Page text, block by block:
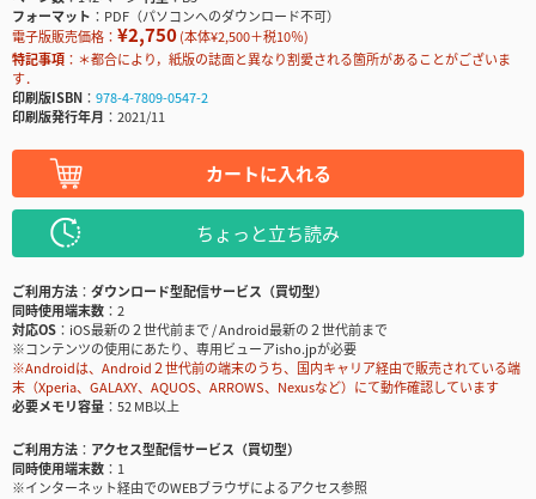
フォーマット
PDF（パソコンへのダウンロード不可）
電子版販売価格： ¥2,750(本体¥2,500＋税10％)
特記事項
＊都合により，紙版の誌面と異なり割愛される箇所があることがございま
す．
印刷版ISBN
978-4-7809-0547-2
印刷版発行年月
2021/11
カートに入れる
ちょっと立ち読み
ご利用方法
ダウンロード型配信サービス（買切型）
同時使用端末数
2
対応OS
iOS最新の２世代前まで / Android最新の２世代前まで
※コンテンツの使用にあたり、専用ビューアisho.jpが必要
※Androidは、Android２世代前の端末のうち、国内キャリア経由で販売されている端
末（Xperia、GALAXY、AQUOS、ARROWS、Nexusなど）にて動作確認しています
必要メモリ容量
52 MB以上
ご利用方法
アクセス型配信サービス（買切型）
同時使用端末数
1
※インターネット経由でのWEBブラウザによるアクセス参照